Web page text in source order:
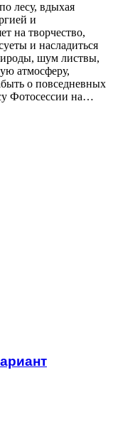
лесу, вдыхая
и
на творчество,
и насладиться
шум листвы,
атмосферу,
о повседневных
Фотосессии на…